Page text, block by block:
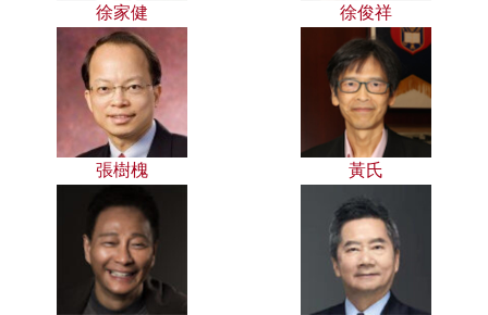
徐家健 徐俊祥
張樹槐 黃氏